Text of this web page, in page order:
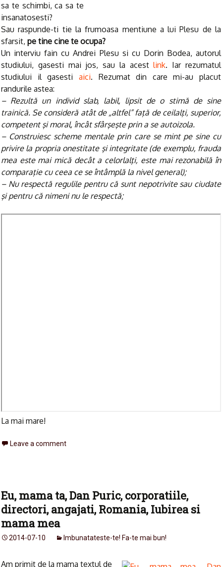
sa te schimbi, ca sa te
insanatosesti?
Sau raspunde-ti tie la frumoasa mentiune a lui Plesu de la
sfarsit, pe tine cine te ocupa?
Un interviu fain cu Andrei Plesu si cu Dorin Bodea, autorul
studiului, gasesti mai jos, sau la acestlink. Iar rezumatul
studiului il gasesti aici. Rezumat din care mi-au placut
randurile astea:
– Rezultă un individ slab, labil, lipsit de o stimă de sine
trainică. Se consideră atât de „altfel” faţă de ceilalţi, superior,
competent şi moral, încât sfârşeşte prin a se autoizola.
– Construiesc scheme mentale prin care se mint pe sine cu
privire la propria onestitate şi integritate (de exemplu, frauda
mea este mai mică decât a celorlalţi, este mai rezonabilă în
comparaţie cu ceea ce se întâmplă la nivel general);
– Nu respectă regulile pentru că sunt nepotrivite sau ciudate
şi pentru că nimeni nu le respectă;
La mai mare!
Leave a comment
Eu, mama ta, Dan Puric, corporatiile,
directori, angajati, Romania, Iubirea si
mama mea
2014-07-10 Imbunatateste-te! Fa-te mai bun!
Am primit de la mama textul de